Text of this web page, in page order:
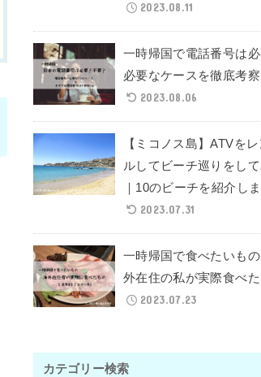
2023.08.11
一時帰国で電話番号は必
必要なケースを徹底考察
2023.08.06
【ミコノス島】ATVをレ
ルしてビーチ巡りをして
｜10のビーチを紹介しま
2023.07.31
一時帰国で食べたいも
外在住の私が実際食べ
2023.07.23
カテゴリー検索